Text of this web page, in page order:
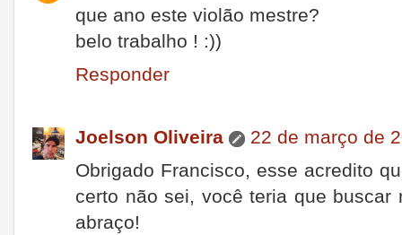
que ano este violão mestre?
belo trabalho ! :))
Responder
Joelson Oliveira
22 de março de
Obrigado Francisco, esse acredito
certo não sei, você teria que buscar
abraço!